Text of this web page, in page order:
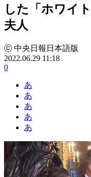
した「ホワイ
夫人
ⓒ 中央日報日本語版
2022.06.29 11:18
0
あ
あ
あ
あ
あ